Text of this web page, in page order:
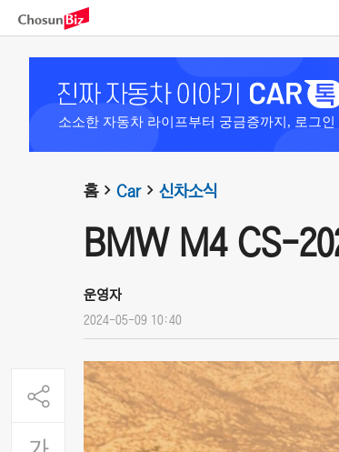
소소한 자동차 라이프부터 궁금증까지, 로그
홈 Car 신차소식
BMW M4 CS-
운영자
2024-05-09 10:40